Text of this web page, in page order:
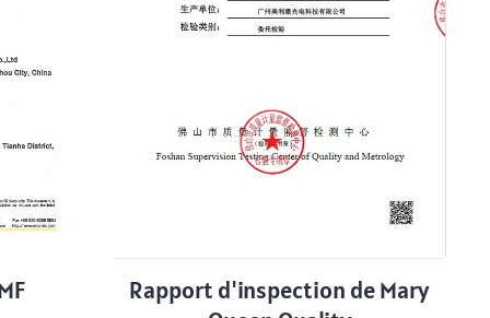
Rapport d'inspection de Mary